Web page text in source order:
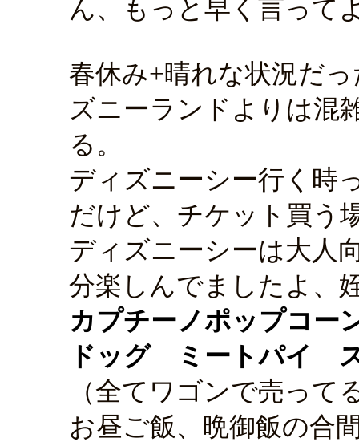
ん、もっと早く言って
春休み+晴れな状況だ
ズニーランドよりは混
る。
ディズニーシー行く時
だけど、チケット買う
ディズニーシーは大人
分楽しんでましたよ、
カプチーノポップコ
ドッグ ミートパイ
（全てワゴンで売って
お昼ご飯、晩御飯の合